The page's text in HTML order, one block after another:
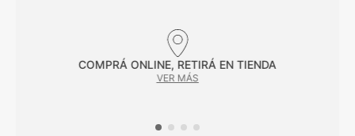
COMPRÁ ONLINE, RETIRÁ EN TIENDA
VER MÁS